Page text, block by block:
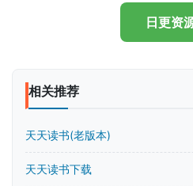
日更资
相关推荐
天天读书(老版本)
天天读书下载